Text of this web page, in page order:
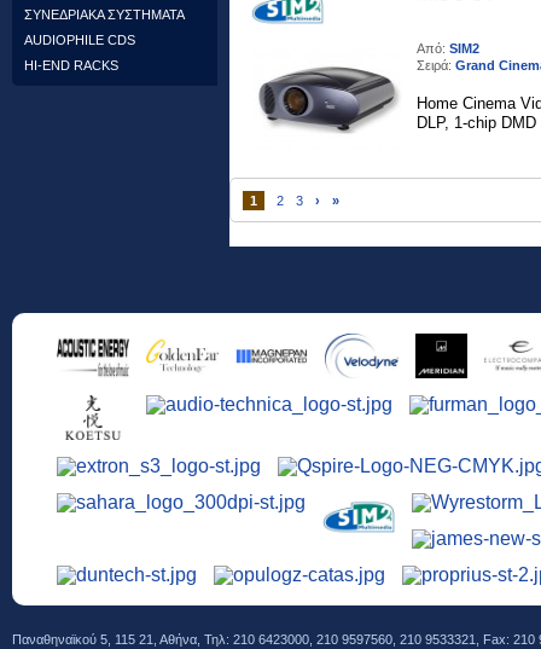
ΣΥΝΕΔΡΙΑΚΑ ΣΥΣΤΗΜΑΤΑ
AUDIOPHILE CDS
HI-END RACKS
Από: SIM2
Σειρά: Grand
Home Cinema
DLP, 1-chip DMD
1 2 3 › »
Παναθηναϊκού 5, 115 21, Αθήνα, Τηλ: 210 6423000, 210 9597560, 210 9533321, Fax: